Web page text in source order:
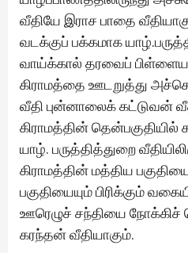
வீதியே இராச பாதை
வடக்குப் பக்கமாக
வாய்க்கால் தரவைப்
கிராமத்தை ஊடறுத்து
வீதி புன்னாலைக் கட்டுவன்
கிராமத்தின் தென்பகுதியில்
யாழ். பருத்தித்துறை
கிராமத்தின் மத்திய
பகுதியையும் பிரிக்கும்
ஊரெழுச் சந்தியை நோக்கிச்
கரந்தன் வீதியாகும்.